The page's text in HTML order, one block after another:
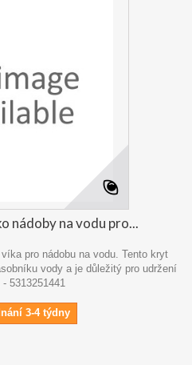
nádoby na vodu pro...
pro nádobu na vodu. Tento kryt
vody a je důležitý pro udržení
5313251441
3-4 týdny